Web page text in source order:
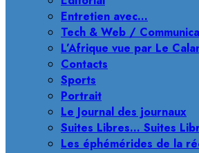
Entretien avec…
Tech & Web /
L’Afrique vue par Le
Contacts
Sports
Portrait
Le Journal des journaux
Suites Libres… Suites
Les éphémérides de la